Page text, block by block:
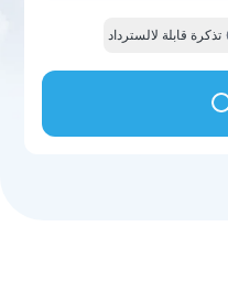
تذكرة قابلة لالسترداد